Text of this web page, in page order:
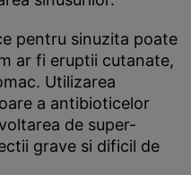
pentru sinuzita poate
ar fi eruptii cutanate,
Utilizarea
a antibioticelor
de super-
grave si dificil de